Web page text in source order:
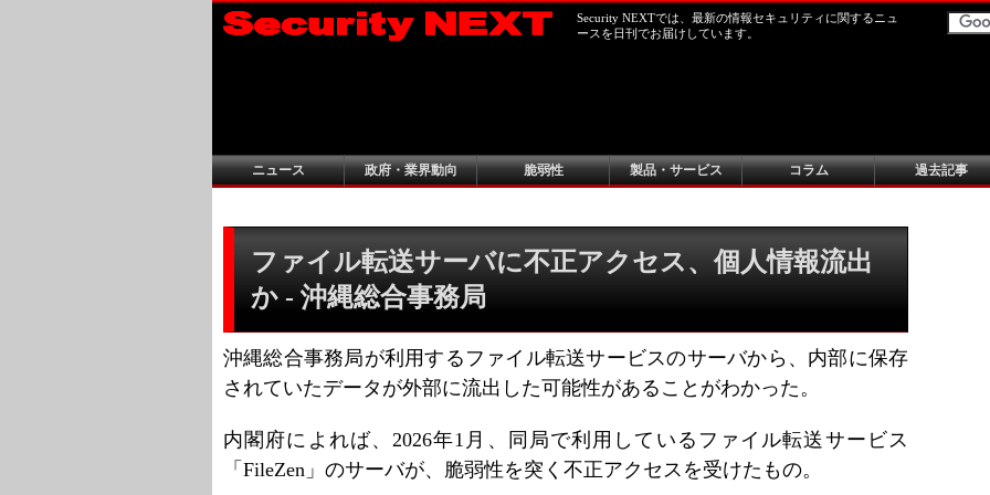
Security NEXTでは、最新の情報セキュリティに関するニュ
ースを日刊でお届けしています。
ニュース 政府・業界動向 脆弱性 製品・サービス コラム 過去記事
ファイル転送サーバに不正アクセス、個人情報流出
か - 沖縄総合事務局
沖縄総合事務局が利用するファイル転送サービスのサーバから、内部に保存
されていたデータが外部に流出した可能性があることがわかった。
内閣府によれば、2026年1月、同局で利用しているファイル転送サービス
「FileZen」のサーバが、脆弱性を突く不正アクセスを受けたもの。